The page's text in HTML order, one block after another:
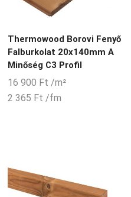
Thermowood Borovi Fenyő
Falburkolat 20x140mm A
Minőség C3 Profil
16 900 Ft /m²
2 365 Ft /fm